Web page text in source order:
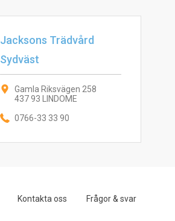
Jacksons Trädvård
Sydväst
Gamla Riksvägen 258
437 93 LINDOME
0766-33 33 90
Kontakta oss Frågor & svar